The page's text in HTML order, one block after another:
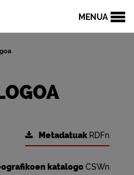
MENUA
Metadatuak RDFn
katalogoCSWn